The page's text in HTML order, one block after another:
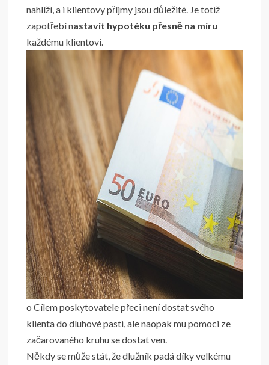
nahlíží, a i klientovy příjmy jsou důležité. Je totiž
zapotřebí nastavit hypotéku přesně na míru
každému klientovi.
o Cílem poskytovatele přeci není dostat svého
klienta do dluhové pasti, ale naopak mu pomoci ze
začarovaného kruhu se dostat ven.
Někdy se může stát, že dlužník padá díky velkému